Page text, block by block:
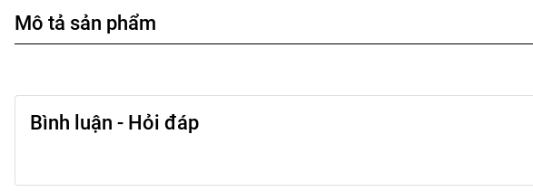
Mô tả sản phẩm
Bình luận - Hỏi đáp